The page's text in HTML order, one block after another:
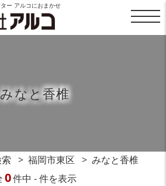
ー アルコにおまかせ
みなと香椎
福岡市東区
みなと香椎
0件中 - 件を表示